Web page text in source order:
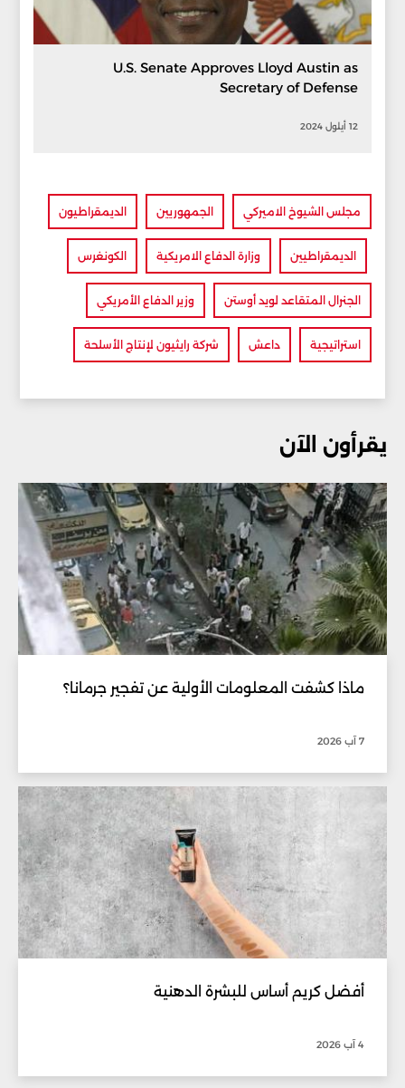
U.S. Senate Approves Lloyd Austin as
Secretary of Defense
12 أيلول 2024
مجلس الشيوخ الاميركي الجمهوريين الديمقراطيون
الديمقراطيين وزارة الدفاع الامريكية الكونغرس
الجنرال المتقاعد لويد أوستن وزير الدفاع الأمريكي
استراتيجية داعش شركة رايثيون لإنتاج الأسلحة
يقرأون الآن
ماذا كشفت المعلومات الأولية عن تفجير جرمانا؟
7 آب 2026
أفضل كريم أساس للبشرة الدهنية
4 آب 2026